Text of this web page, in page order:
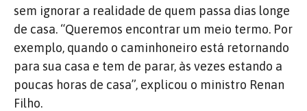
sem ignorar a realidade de quem passa dias longe
de casa. “Queremos encontrar um meio termo. Por
exemplo, quando o caminhoneiro está retornando
para sua casa e tem de parar, às vezes estando a
poucas horas de casa”, explicou o ministro Renan
Filho.